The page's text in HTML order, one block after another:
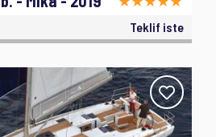
Teklif iste